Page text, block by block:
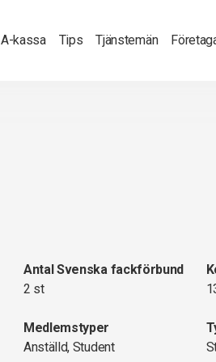
A-kassa Tips Tjänstemän
Antal Svenska fackförbund
2 st
Medlemstyper
Anställd, Student